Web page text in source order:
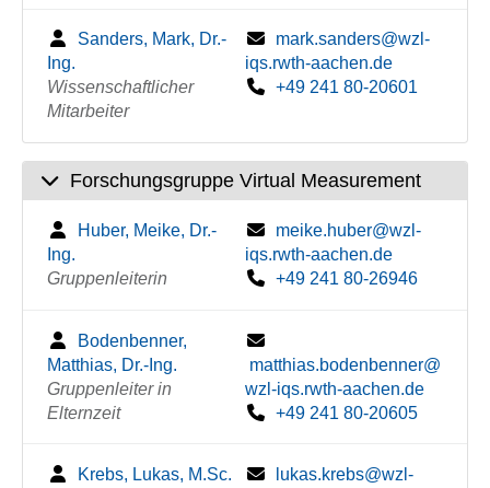
Sanders, Mark, Dr.-
Ing.
Wissenschaftlicher
Mitarbeiter
mark.sanders@wzl-
iqs.rwth-aachen.de
+49 241 80-20601
Forschungsgruppe Virtual Measurement
Huber, Meike, Dr.-
Ing.
Gruppenleiterin
meike.huber@wzl-
iqs.rwth-aachen.de
+49 241 80-26946
Bodenbenner,
Matthias, Dr.-Ing.
Gruppenleiter in
Elternzeit
matthias.bodenbenner@
wzl-iqs.rwth-aachen.de
+49 241 80-20605
Krebs, Lukas, M.Sc.
lukas.krebs@wzl-